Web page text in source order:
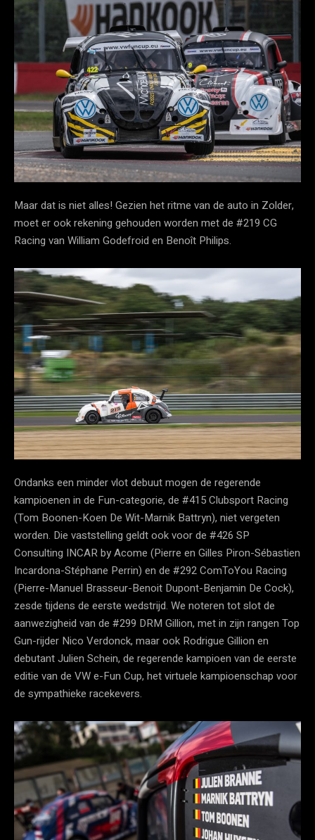
Maar dat is niet alles! Gezien het ritme van de auto in Zolder,
moet er ook rekening gehouden worden met de #219 CG
Racing van William Godefroid en Benoît Philips.
Ondanks een minder vlot debuut mogen de regerende
kampioenen in de Fun-categorie, de #415 Clubsport Racing
(Tom Boonen-Koen De Wit-Marnik Battryn), niet vergeten
worden. Die vaststelling geldt ook voor de #426 SP
Consulting INCAR by Acome (Pierre en Gilles Piron-Sébastien
Incardona-Stéphane Perrin) en de #292 ComToYou Racing
(Pierre-Manuel Brasseur-Benoit Dupont-Benjamin De Cock),
zesde tijdens de eerste wedstrijd. We noteren tot slot de
aanwezigheid van de #299 DRM Gillion, met in zijn rangen Top
Gun-rijder Nico Verdonck, maar ook Rodrigue Gillion en
debutant Julien Schein, de regerende kampioen van de eerste
editie van de VW e-Fun Cup, het virtuele kampioenschap voor
de sympathieke racekevers.